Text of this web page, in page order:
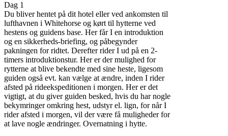
Dag 1
Du bliver hentet på dit hotel eller ved ankomsten til
lufthavnen i Whitehorse og kørt til hytterne ved
hestens og guidens base. Her får I en introduktion
og en sikkerheds-briefing, og påbegynder
pakningen for ridtet. Derefter rider I ud på en 2-
timers introduktionstur. Her er der mulighed for
rytterne at blive bekendte med sine heste, ligesom
guiden også evt. kan vælge at ændre, inden I rider
afsted på rideekspeditionen i morgen. Her er det
vigtigt, at du giver guiden besked, hvis du har nogle
bekymringer omkring hest, udstyr el. lign, for når I
rider afsted i morgen, vil der være få muligheder for
at lave nogle ændringer. Overnatning i hytte.